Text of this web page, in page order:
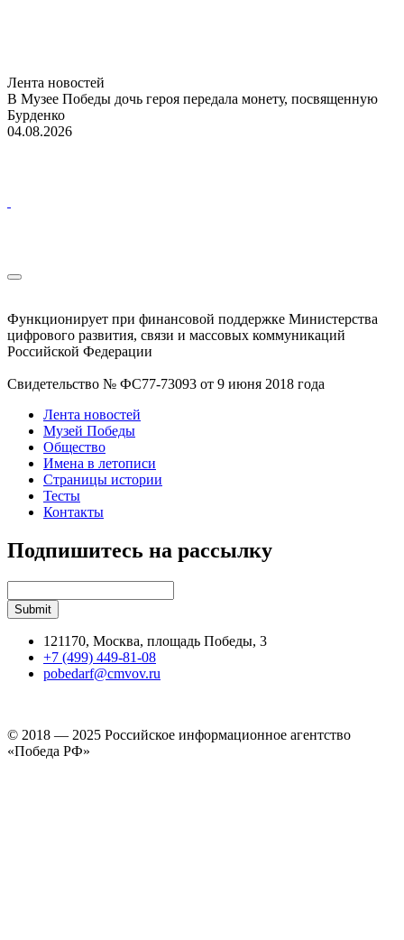
Лента новостей
В Музее Победы дочь героя передала монету, посвященную
Бурденко
04.08.2026
Функционирует при финансовой поддержке Министерства
цифрового развития, связи и массовых коммуникаций
Российской Федерации
Свидетельство № ФС77-73093 от 9 июня 2018 года
Лента новостей
Музей Победы
Общество
Имена в летописи
Страницы истории
Тесты
Контакты
Подпишитесь на рассылку
121170, Москва, площадь Победы, 3
+7 (499) 449-81-08
pobedarf@cmvov.ru
© 2018 — 2025 Российское информационное агентство
«Победа РФ»